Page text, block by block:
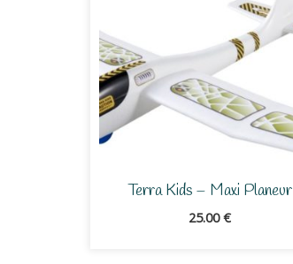
Terra Kids – Maxi Planeur
25.00€